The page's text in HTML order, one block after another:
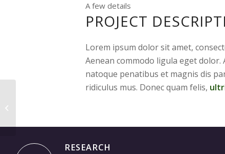
A few details
PROJECT
Lorem ipsum dolor sit amet,
Aenean commodo ligula eget dolor.
natoque penatibus et magnis dis
ridiculus mus. Donec quam felis,
RESEARCH